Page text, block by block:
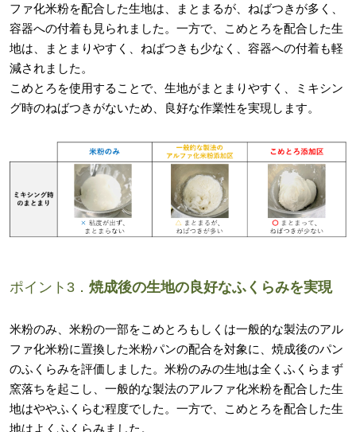
ファ化米粉を配合した生地は、まとまるが、ねばつきが多く、
容器への付着も見られました。一方で、こめとろを配合した生
地は、まとまりやすく、ねばつきも少なく、容器への付着も軽
減されました。
こめとろを使用することで、生地がまとまりやすく、ミキシン
グ時のねばつきがないため、良好な作業性を実現します。
ポイント3． 焼成後の生地の良好なふくらみを実現
米粉のみ、米粉の一部をこめとろもしくは一般的な製法のアル
ファ化米粉に置換した米粉パンの配合を対象に、焼成後のパン
のふくらみを評価しました。米粉のみの生地は全くふくらまず
窯落ちを起こし、一般的な製法のアルファ化米粉を配合した生
地はややふくらむ程度でした。一方で、こめとろを配合した生
地はよくふくらみました。